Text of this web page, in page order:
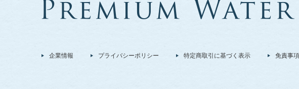
企業情報 プライバシーポリシー 特定商取引に基づく表示 免責事項